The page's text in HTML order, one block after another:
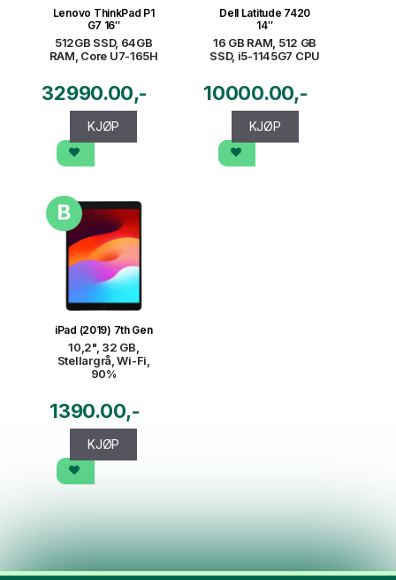
Lenovo ThinkPad P1
G7 16″
512GB SSD, 64GB
RAM, Core U7-165H
32990.00
KJØP
Dell Latitude 7420
14″
16 GB RAM, 512 GB
SSD, i5-1145G7 CPU
10000.00
KJØP
B
iPad (2019) 7th Gen
10,2", 32 GB,
Stellargrå, Wi-Fi,
90%
1390.00
KJØP